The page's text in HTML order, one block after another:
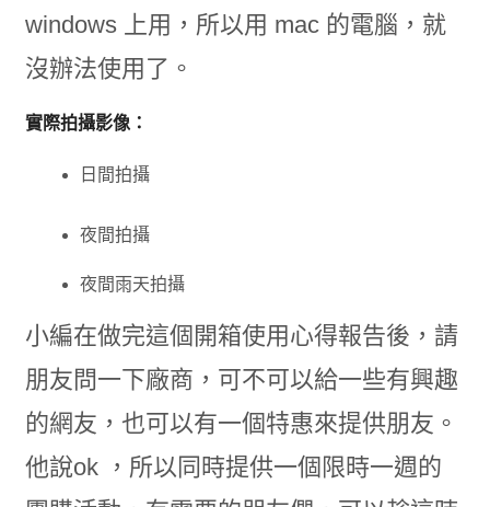
windows 上用，所以用 mac 的電腦，就
沒辦法使用了。
實際拍攝影像：
日間拍攝
夜間拍攝
夜間雨天拍攝
小編在做完這個開箱使用心得報告後，請
朋友問一下廠商，可不可以給一些有興趣
的網友，也可以有一個特惠來提供朋友。
他說ok ，所以同時提供一個限時一週的